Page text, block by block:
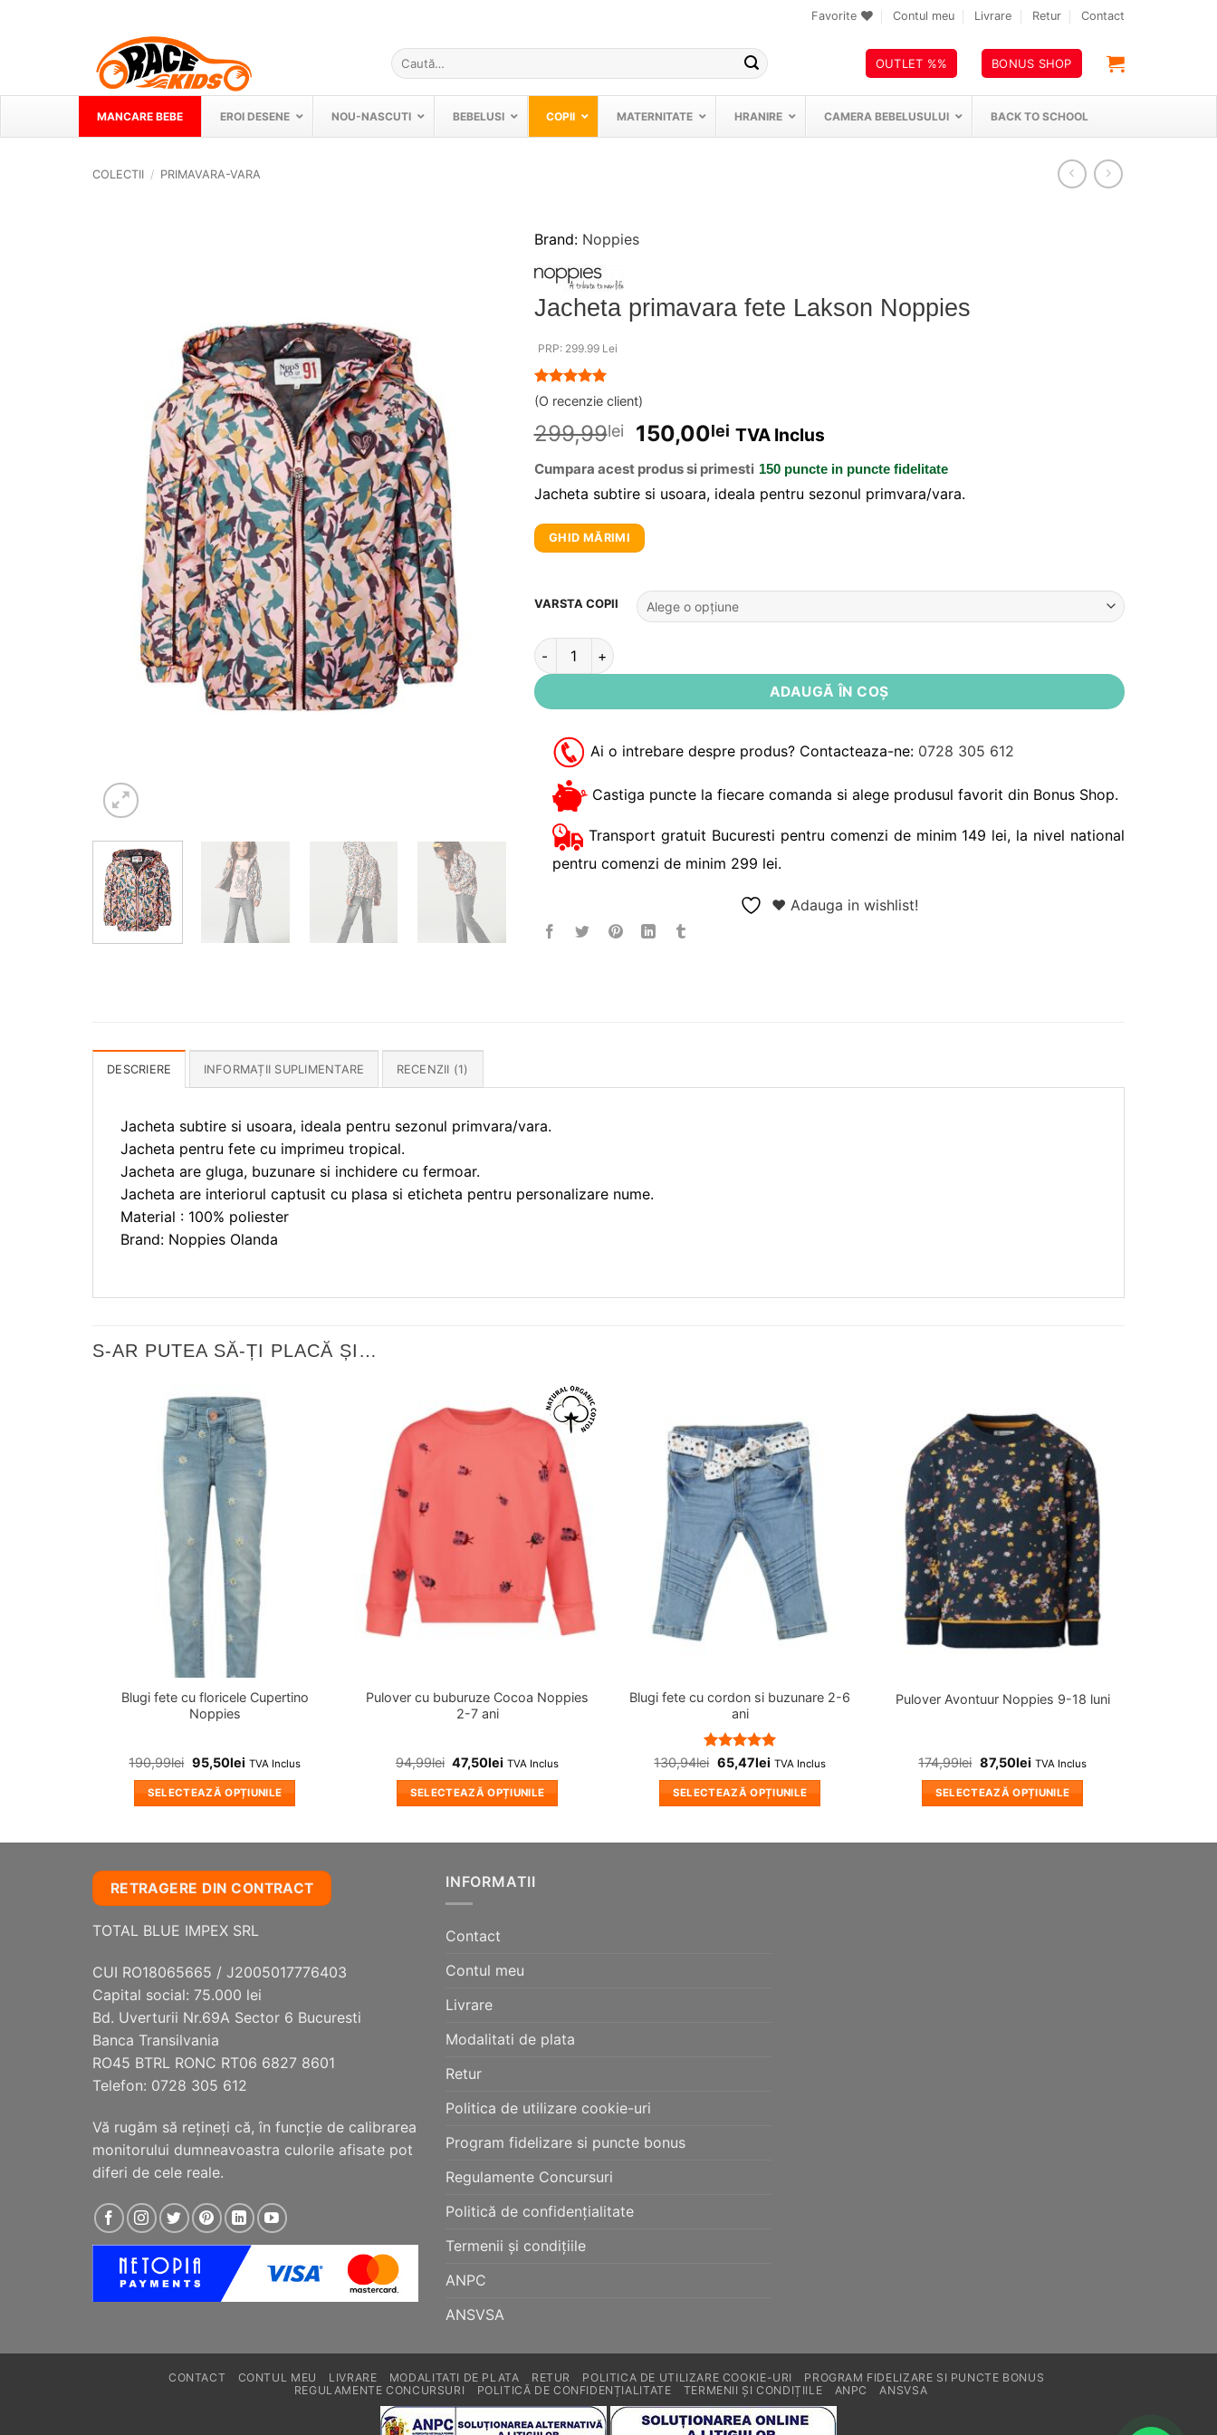
Favorite Contul meu Livrare Retur Contact
Caută
după:
OUTLET %% BONUS SHOP
MANCARE BEBE EROI DESENE NOU-NASCUTI BEBELUSI COPII MATERNITATE HRANIRE CAMERA BEBELUSULUI BACK TO SCHOOL
COLECTII / PRIMAVARA-VARA
Brand: Noppies
Jacheta primavara fete Lakson Noppies
PRP: 299.99 Lei
Evaluat la
5din 5 pe
baza unei
singure
(O recenzie client)
299,99lei 150,00lei TVA Inclus
Cumpara acest produs si primesti 150 punctein puncte fidelitate
Jacheta subtire si usoara, ideala pentru sezonul primvara/vara.
GHID MĂRIMI
VARSTA COPII
Cantitate Jacheta primavara fete Lakson Noppies
ADAUGĂ ÎN COȘ
Ai o intrebare despre produs? Contacteaza-ne: 0728 305 612
Castiga puncte la fiecare comanda si alege produsul favorit din Bonus Shop.
Transport gratuit Bucuresti pentru comenzi de minim 149 lei, la nivel national
pentru comenzi de minim 299 lei.
❤ Adauga in wishlist!
DESCRIERE INFORMAȚII SUPLIMENTARE RECENZII (1)
Jacheta subtire si usoara, ideala pentru sezonul primvara/vara.
Jacheta pentru fete cu imprimeu tropical.
Jacheta are gluga, buzunare si inchidere cu fermoar.
Jacheta are interiorul captusit cu plasa si eticheta pentru personalizare nume.
Material : 100% poliester
Brand: Noppies Olanda
S-AR PUTEA SĂ-ȚI PLACĂ ȘI…
Blugi fete cu floricele Cupertino
Noppies
190,99lei 95,50lei TVA Inclus
SELECTEAZĂ OPȚIUNILE
Opțiunile
fi
alese
în
pagina
produsului.
❤
Adauga
in
wishlist!
Pulover cu buburuze Cocoa Noppies
2-7 ani
94,99lei 47,50lei TVA Inclus
SELECTEAZĂ OPȚIUNILE
mai
Opțiunile
pot
alese
pagina
Adauga
wishlist!
Blugi fete cu cordon si buzunare 2-6
ani
Evaluat la
130,94lei 65,47lei TVA Inclus
SELECTEAZĂ OPȚIUNILE
Adauga
in
wishlist!
Pulover Avontuur Noppies 9-18 luni
174,99lei 87,50lei TVA Inclus
SELECTEAZĂ OPȚIUNILE
RETRAGERE DIN CONTRACT
TOTAL BLUE IMPEX SRL
CUI RO18065665 / J2005017776403
Capital social: 75.000 lei
Bd. Uverturii Nr.69A Sector 6 Bucuresti
Banca Transilvania
RO45 BTRL RONC RT06 6827 8601
Telefon: 0728 305 612
Vă rugăm să reţineţi că, în funcţie de calibrarea
monitorului dumneavoastra culorile afisate pot
diferi de cele reale.
INFORMATII
Contact
Contul meu
Livrare
Modalitati de plata
Retur
Politica de utilizare cookie-uri
Program fidelizare si puncte bonus
Regulamente Concursuri
Politică de confidențialitate
Termenii și condițiile
ANPC
ANSVSA
CONTACT CONTUL MEU LIVRARE MODALITATI DE PLATA RETUR POLITICA DE UTILIZARE COOKIE-URI
PROGRAM FIDELIZARE SI PUNCTE BONUS
REGULAMENTE CONCURSURI
POLITICĂ DE CONFIDENȚIALITATE TERMENII ȘI CONDIȚIILE ANPC ANSVSA